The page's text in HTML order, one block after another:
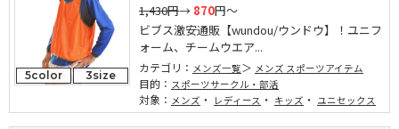
5color 3size
1,430円→ 870円～
ビブス激安通販【wundou/ウンドウ】！ユニフ
ォーム、チームウエア...
カテゴリ： メンズ一覧 メンズ スポーツアイテム
目的： スポーツサークル・部活
対象： メンズ ・ レディース ・ キッズ ・ ユニセックス